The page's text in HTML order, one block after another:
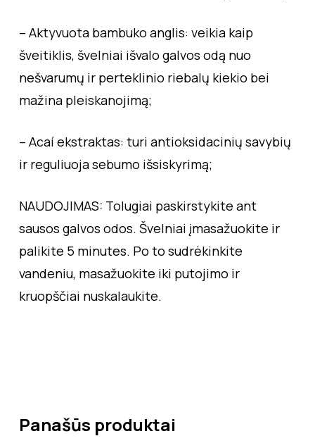
– Aktyvuota bambuko anglis: veikia kaip
šveitiklis, švelniai išvalo galvos odą nuo
nešvarumų ir perteklinio riebalų kiekio bei
mažina pleiskanojimą;
– Acaí ekstraktas: turi antioksidacinių savybių
ir reguliuoja sebumo išsiskyrimą;
NAUDOJIMAS: Tolugiai paskirstykite ant
sausos galvos odos. Švelniai įmasažuokite ir
palikite 5 minutes. Po to sudrėkinkite
vandeniu, masažuokite iki putojimo ir
kruopščiai nuskalaukite.
Panašūs produktai